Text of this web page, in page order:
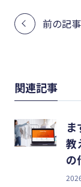
前の記事
関連記事
教
の